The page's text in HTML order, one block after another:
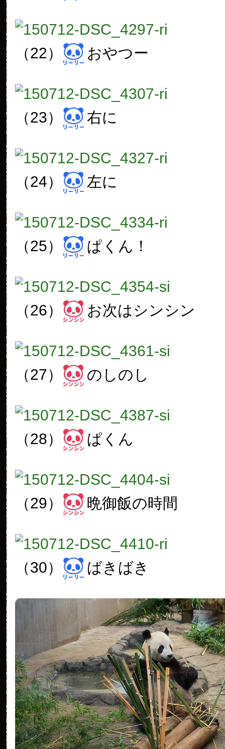
（22） おやつー
（23） 右に
（24） 左に
（25） ぱくん！
（26） お次はシンシン
（27） のしのし
（28） ぱくん
（29） 晩御飯の時間
（30） ばきばき